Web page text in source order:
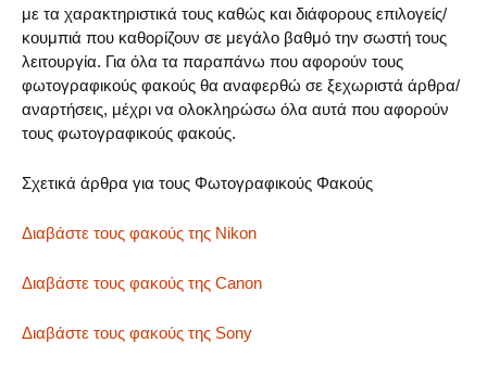
με τα χαρακτηριστικά τους καθώς και διάφορους επιλογείς/
κουμπιά που καθορίζουν σε μεγάλο βαθμό την σωστή τους
λειτουργία. Για όλα τα παραπάνω που αφορούν τους
φωτογραφικούς φακούς θα αναφερθώ σε ξεχωριστά άρθρα/
αναρτήσεις, μέχρι να ολοκληρώσω όλα αυτά που αφορούν
τους φωτογραφικούς φακούς.
Σχετικά άρθρα για τους Φωτογραφικούς Φακούς
Διαβάστε τους φακούς της Nikon
Διαβάστε τους φακούς της Canon
Διαβάστε τους φακούς της Sony